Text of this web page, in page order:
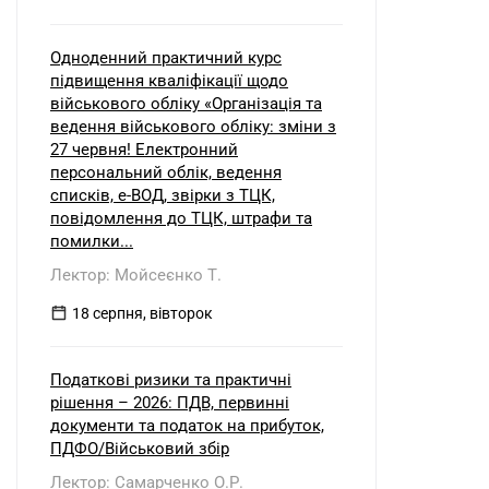
Одноденний практичний курс
підвищення кваліфікації щодо
військового обліку «Організація та
ведення військового обліку: зміни з
27 червня! Електронний
персональний облік, ведення
списків, е-ВОД, звірки з ТЦК,
повідомлення до ТЦК, штрафи та
помилки...
Лектор: Мойсеєнко Т.
18 серпня, вівторок
Податкові ризики та практичні
рішення – 2026: ПДВ, первинні
документи та податок на прибуток,
ПДФО/Військовий збір
Лектор: Самарченко О.Р.